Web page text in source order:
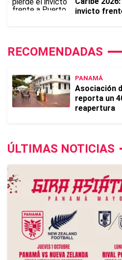
invicto
RECOMENDADAS
PANAMÁ
Asociación
reporta un
reapertura
ÚLTIMAS NOTICIAS